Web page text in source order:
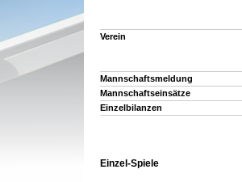
Verein
Mannschaftsmeldung
Mannschaftseinsätze
Einzelbilanzen
Einzel-Spiele